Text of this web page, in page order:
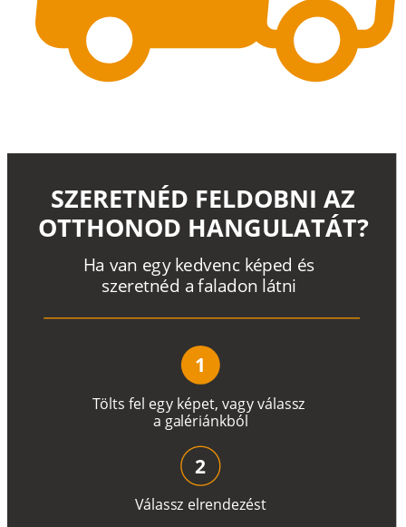
Tölts fel egy képet, vagyválassz
a galériánkból
Ha van egy kedvenc képed és
szeretnéd a faladon látni
SZERETNÉD FELDOBNI AZ
OTTHONOD HANGULATÁT?
1
Válassz elrendezést
2